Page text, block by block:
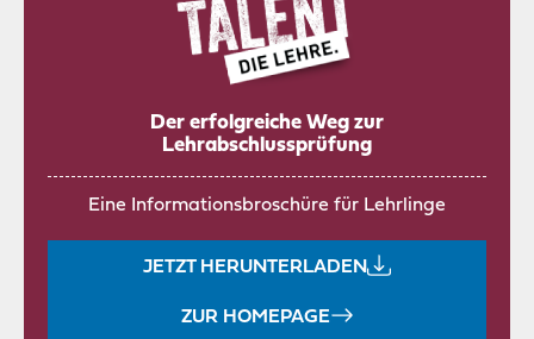
Der erfolgreiche Weg zur
Lehrabschlussprüfung
Eine Informationsbroschüre für Lehrlinge
JETZT HERUNTERLADEN
ZUR HOMEPAGE